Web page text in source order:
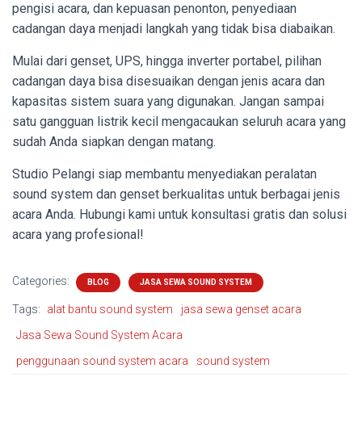
pengisi acara, dan kepuasan penonton, penyediaan
cadangan daya menjadi langkah yang tidak bisa diabaikan.
Mulai dari genset, UPS, hingga inverter portabel, pilihan
cadangan daya bisa disesuaikan dengan jenis acara dan
kapasitas sistem suara yang digunakan. Jangan sampai
satu gangguan listrik kecil mengacaukan seluruh acara yang
sudah Anda siapkan dengan matang.
Studio Pelangi siap membantu menyediakan peralatan
sound system dan genset berkualitas untuk berbagai jenis
acara Anda. Hubungi kami untuk konsultasi gratis dan solusi
acara yang profesional!
Categories: BLOG JASA SEWA SOUND SYSTEM
Tags: alat bantu sound system
jasa sewa genset acara
Jasa Sewa Sound System Acara
penggunaan sound system acara
sound system